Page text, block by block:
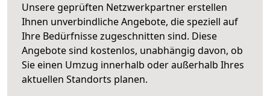
Unsere geprüften Netzwerkpartner erstellen
Ihnen unverbindliche Angebote, die speziell auf
Ihre Bedürfnisse zugeschnitten sind. Diese
Angebote sind kostenlos, unabhängig davon, ob
Sie einen Umzug innerhalb oder außerhalb Ihres
aktuellen Standorts planen.